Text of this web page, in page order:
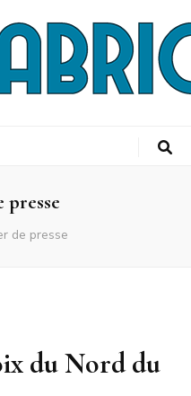
presse
de presse
du Nord du